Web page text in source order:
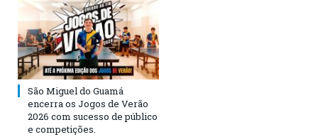
São Miguel do Guamá
encerra os Jogos de Verão
2026 com sucesso de público
e competições.